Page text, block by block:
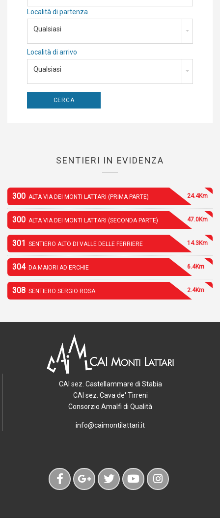
Località di partenza
Qualsiasi
Località di arrivo
Qualsiasi
SENTIERI IN EVIDENZA
300 ALTA VIA DEI MONTI LATTARI (PRIMA PARTE) 24.4Km
300 ALTA VIA DEI MONTI LATTARI (SECONDA PARTE) 47.0Km
301 SENTIERO ALTO DI VALLE DELLE FERRIERE 14.3Km
304 DA MAIORI AD ERCHIE 6.4Km
308 SENTIERO SERGIO ROSA 2.4Km
CAI sez. Castellammare di Stabia
CAI sez. Cava de' Tirreni
Consorzio Amalfi di Qualità
info@caimontilattari.it